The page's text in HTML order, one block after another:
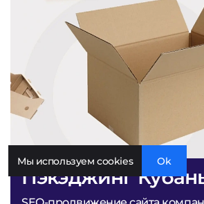
Пэкэджинг
Мы используем cookies Ok